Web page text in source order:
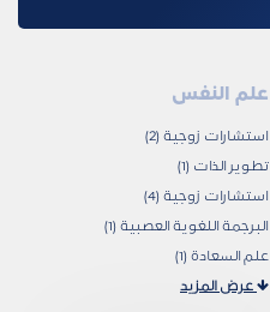
علم النفس
استشارات زوجية (2)
تطوير الذات (1)
استشارات زوجية (4)
البرجمة اللغوية العصبية (1)
علم السعادة (1)
عرض المزيد